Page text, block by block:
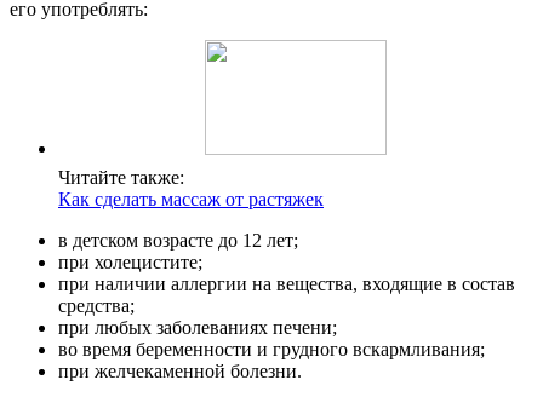
его употреблять:
Читайте также:
Как сделать массаж от растяжек
в детском возрасте до 12 лет;
при холецистите;
при наличии аллергии на вещества, входящие в состав
средства;
при любых заболеваниях печени;
во время беременности и грудного вскармливания;
при желчекаменной болезни.